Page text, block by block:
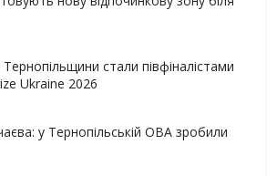
Тернопільщини стали півфіналістами
Ukraine 2026
у Тернопільській ОВА зробили